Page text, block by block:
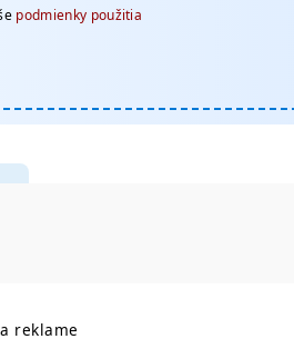
podmienky použitia
reklame